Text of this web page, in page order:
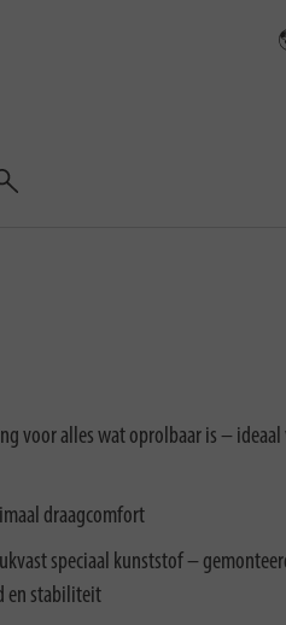
Zoeken
voor alles wat oprolbaar is –
draagcomfort
speciaal kunststof –
en stabiliteit